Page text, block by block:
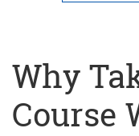
Why
Course